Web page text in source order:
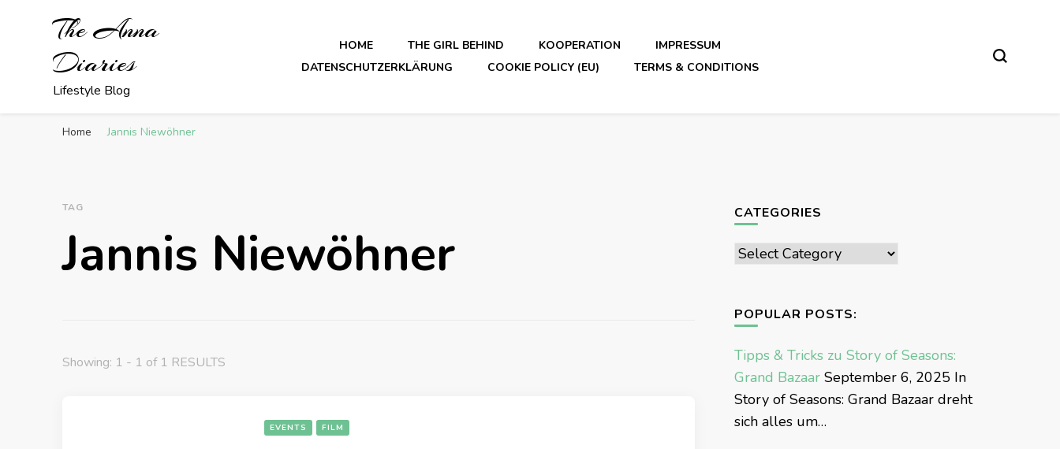
The Anna
Diaries
Lifestyle Blog
HOME THE GIRL BEHIND KOOPERATION
IMPRESSUM
DATENSCHUTZERKLÄRUNG
COOKIE POLICY (EU) TERMS & CONDITIONS
Home Jannis Niewöhner
TAG
Jannis Niewöhner
Showing: 1 - 1 of 1 RESULTS
EVENTS FILM
CATEGORIES
Categories
POPULAR POSTS:
Tipps & Tricks zu Story of Seasons:
Grand BazaarSeptember 6, 2025 In
Story of Seasons: Grand Bazaar dreht
sich alles um…